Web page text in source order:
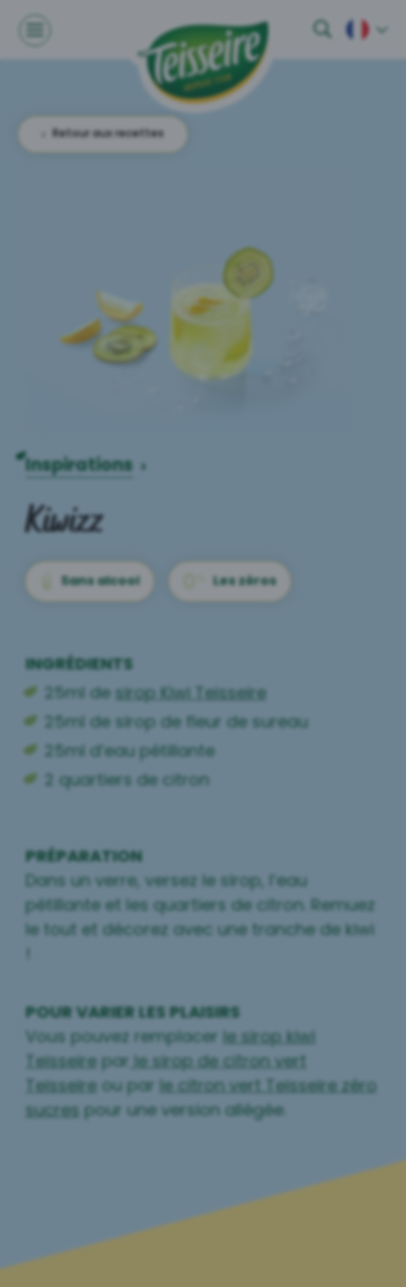
Retour aux recettes
Inspirations ›
Kiwizz
Sans alcool Les zéros
INGRÉDIENTS
25ml de sirop Kiwi Teisseire
25ml de sirop de fleur de sureau
25ml d’eau pétillante
2 quartiers de citron
PRÉPARATION
Dans un verre, versez le sirop, l’eau
pétillante et les quartiers de citron. Remuez
le tout et décorez avec une tranche de kiwi
POUR VARIER LES PLAISIRS
Vous pouvez remplacer
le sirop kiwi
Teisseire par
le sirop de citron vert
Teisseire ou par
le citron vert Teisseire zéro
sucres pour une version allégée.